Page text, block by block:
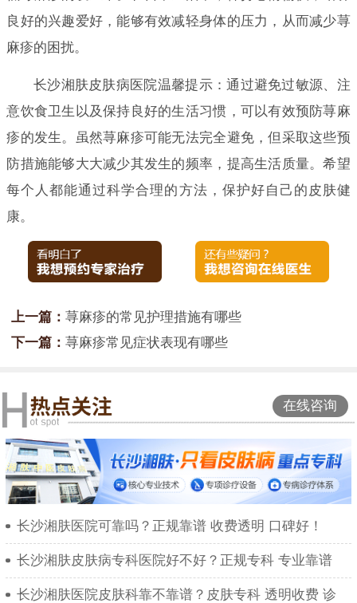
良好的兴趣爱好，能够有效减轻身体的压力，从而减少荨
麻疹的困扰。
长沙湘肤皮肤病医院温馨提示：通过避免过敏源、注
意饮食卫生以及保持良好的生活习惯，可以有效预防荨麻
疹的发生。虽然荨麻疹可能无法完全避免，但采取这些预
防措施能够大大减少其发生的频率，提高生活质量。希望
每个人都能通过科学合理的方法，保护好自己的皮肤健
康。
上一篇： 荨麻疹的常见护理措施有哪些
下一篇： 荨麻疹常见症状表现有哪些
在线咨询
长沙湘肤医院可靠吗？正规靠谱 收费透明 口碑好！
长沙湘肤皮肤病专科医院好不好？正规专科 专业靠谱
长沙湘肤医院皮肤科靠不靠谱？皮肤专科 透明收费 诊